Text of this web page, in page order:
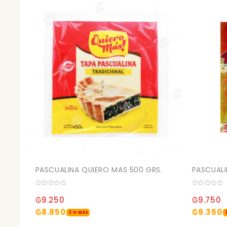
PASCUALINA QUIERO MAS 500 GRS.
out
of
5
₲9.250
₲8.850 3 O MÁS
out
of
5
₲9.750
₲9.350